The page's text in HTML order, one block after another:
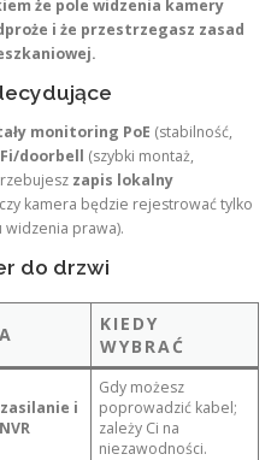
że pole widzenia kamery
i że przestrzegasz zasad
monitoring PoE (stabilność,
doorbell (szybki montaż,
zapis lokalny
kamera będzie rejestrować tylko
prawa).
do drzwi
KIEDY
WYBRAĆ
i
Gdy możesz
poprowadzić kabel;
zależy Ci na
niezawodności.